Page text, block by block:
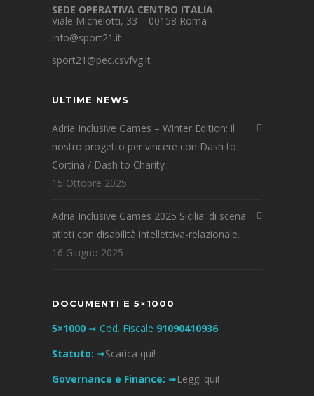
SEDE OPERATIVA CENTRO ITALIA
Viale Michelotti, 33 – 00158 Roma
info@sport21.it –
sport21@pec.csvfvg.it
ULTIME NEWS
Adria Inclusive Games – Winter Edition: il
nostro progetto per vincere con Dash to
Cortina / Dash to Charity
15 Ottobre 2025
Adria Inclusive Games 2025 Sicilia: di scena
atleti con disabilità intellettiva-relazionale.
16 Giugno 2025
DOCUMENTI E 5×1000
5×1000 ➟ Cod. Fiscale 91090410936
Statuto: ➟Scarica qui!
Governance e Finance: ➟Leggi qui!